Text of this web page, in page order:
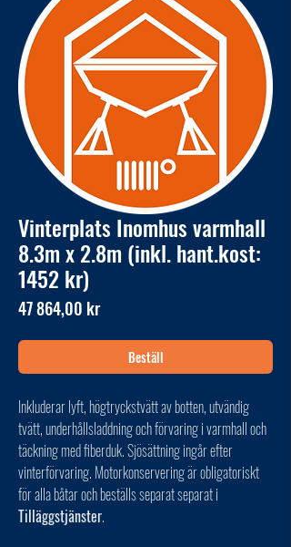
Vinterplats Inomhus varmhall
8.3m x 2.8m (inkl. hant.kost:
1452 kr)
47 864,00 krPris
Beställ
Inkluderar lyft, högtryckstvätt av botten, utvändig
tvätt, underhållsladdning och förvaring i varmhall och
täckning med fiberduk. Sjösättning ingår efter
vinterförvaring. Motorkonservering är obligatoriskt
för alla båtar och beställs separat separat i
Tilläggstjänster.